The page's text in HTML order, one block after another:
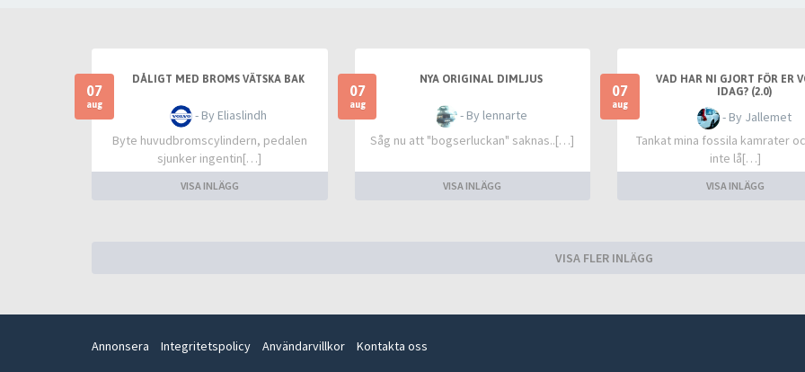
07
aug
DÅLIGT MED BROMS VÄTSKA BAK
- By Eliaslindh
Byte huvudbromscylindern, pedalen
sjunker ingentin[…]
VISA INLÄGG
07
aug
NYA ORIGINAL DIMLJUS
- By lennarte
Såg nu att "bogserluckan" saknas..[…]
VISA INLÄGG
07
aug
VAD HAR NI GJORT FÖR ER
IDAG? (2.0)
- By Jallemet
Tankat mina fossila kamrater
inte lå[…]
VISA INLÄGG
VISA FLER INLÄGG
Annonsera Integritetspolicy Användarvillkor Kontakta oss